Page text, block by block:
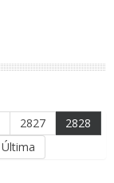
2827
2828
Última